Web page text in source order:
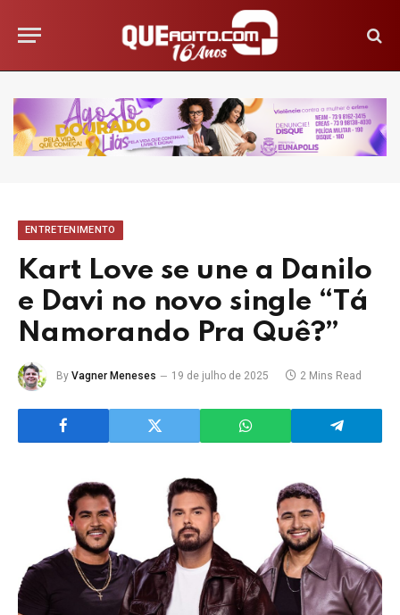
ENTRETENIMENTO
Kart Love se une a Danilo
e Davi no novo single “Tá
Namorando Pra Quê?”
By Vagner Meneses 19 de julho de 2025 2 Mins Read